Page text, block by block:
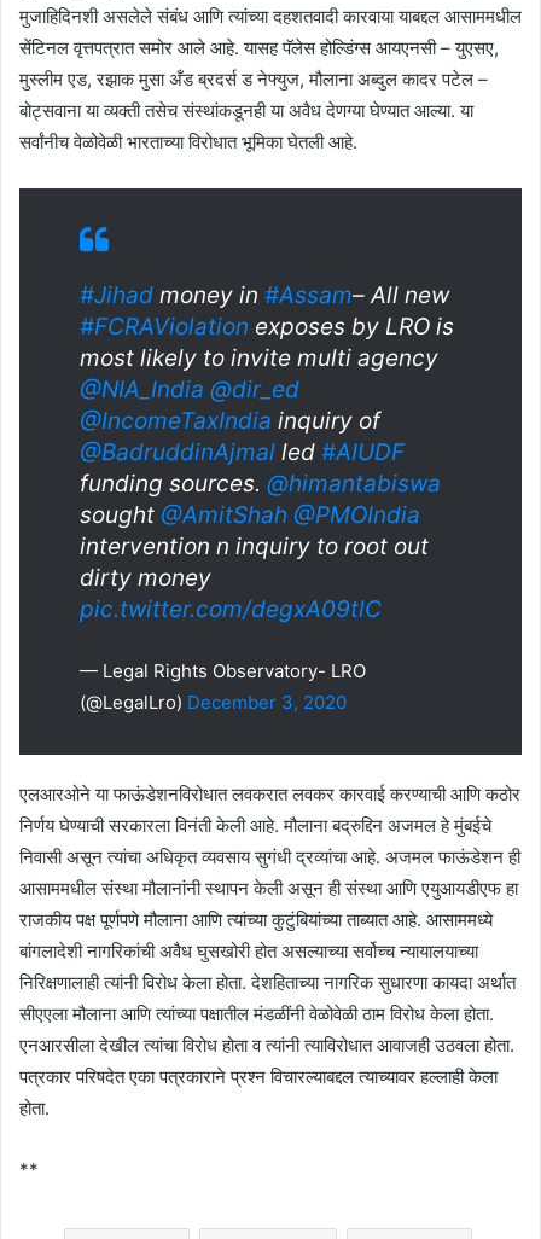
मुजाहिदिनशी असलेले संबंध आणि त्यांच्या दहशतवादी कारवाया याबद्दल आसाममधील
सेंटिनल वृत्तपत्रात समोर आले आहे. यासह पॅलेस होल्डिंग्स आयएनसी – युएसए,
मुस्लीम एड, रझाक मुसा अँड ब्रदर्स ड नेफ्युज, मौलाना अब्दुल कादर पटेल –
बोट्सवाना या व्यक्ती तसेच संस्थांकडूनही या अवैध देणग्या घेण्यात आल्या. या
सर्वांनीच वेळोवेळी भारताच्या विरोधात भूमिका घेतली आहे.
#Jihad money in #Assam– All new
#FCRAViolation exposes by LRO is
most likely to invite multi agency
@NIA_India @dir_ed
@IncomeTaxIndia inquiry of
@BadruddinAjmal led #AIUDF
funding sources. @himantabiswa
sought @AmitShah @PMOIndia
intervention n inquiry to root out
dirty money
pic.twitter.com/degxA09tlC
— Legal Rights Observatory- LRO
(@LegalLro) December 3, 2020
एलआरओने या फाऊंडेशनविरोधात लवकरात लवकर कारवाई करण्याची आणि कठोर
निर्णय घेण्याची सरकारला विनंती केली आहे. मौलाना बद्रुद्दिन अजमल हे मुंबईचे
निवासी असून त्यांचा अधिकृत व्यवसाय सुगंधी द्रव्यांचा आहे. अजमल फाऊंडेशन ही
आसाममधील संस्था मौलानांनी स्थापन केली असून ही संस्था आणि एयुआयडीएफ हा
राजकीय पक्ष पूर्णपणे मौलाना आणि त्यांच्या कुटुंबियांच्या ताब्यात आहे. आसाममध्ये
बांगलादेशी नागरिकांची अवैध घुसखोरी होत असल्याच्या सर्वोच्च न्यायालयाच्या
निरिक्षणालाही त्यांनी विरोध केला होता. देशहिताच्या नागरिक सुधारणा कायदा अर्थात
सीएएला मौलाना आणि त्यांच्या पक्षातील मंडळींनी वेळोवेळी ठाम विरोध केला होता.
एनआरसीला देखील त्यांचा विरोध होता व त्यांनी त्याविरोधात आवाजही उठवला होता.
पत्रकार परिषदेत एका पत्रकाराने प्रश्न विचारल्याबद्दल त्याच्यावर हल्लाही केला
होता.
**